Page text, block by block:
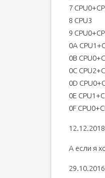
7
8 CPU3
9
0A
0B
0C
0D
0E
0F
А если я